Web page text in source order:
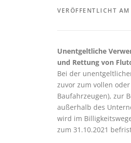
VERÖFFENTLICHT AM
Unentgeltliche
und Rettung von
Bei der
zuvor zum vollen
Baufahrzeugen), zur
außerhalb des
wird im
zum 31.10.2021